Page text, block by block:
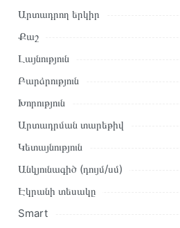
Այս ապրանքը գնելու համար սեղմեք
զամբյուղին»
կամ սեղմեք
Կարող եք նաև պատվիրել՝
կոնտակտային համարներին։
Արտադրող երկիր
Քաշ
Լայնություն
Բարձրություն
Խորություն
Արտադրման տարեթիվ
Կետայնություն
Անկյունագիծ (դույմ/սմ)
Էկրանի տեսակը
Smart